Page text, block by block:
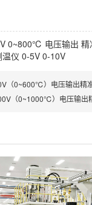
0~800℃ 电压输出 精
仪 0-5V 0-10V